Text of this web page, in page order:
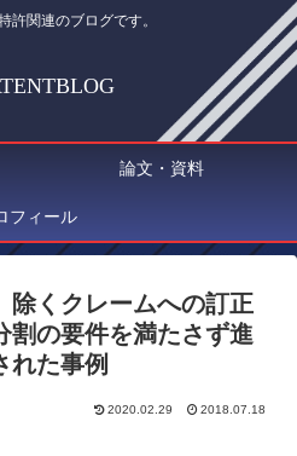
許関連のブログです。
論文・資料
フィール
除くクレームへの訂正
割の要件を満たさず進
れた事例
2020.02.29 2018.07.18